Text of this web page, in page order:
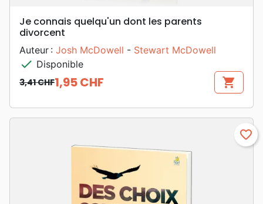
Je connais quelqu'un dont les parents
divorcent
Auteur : Josh McDowell - Stewart McDowell
check Disponible
Prix de base
3,41 CHF
Prix 1,95 CHF shopping_cart
favorite_border